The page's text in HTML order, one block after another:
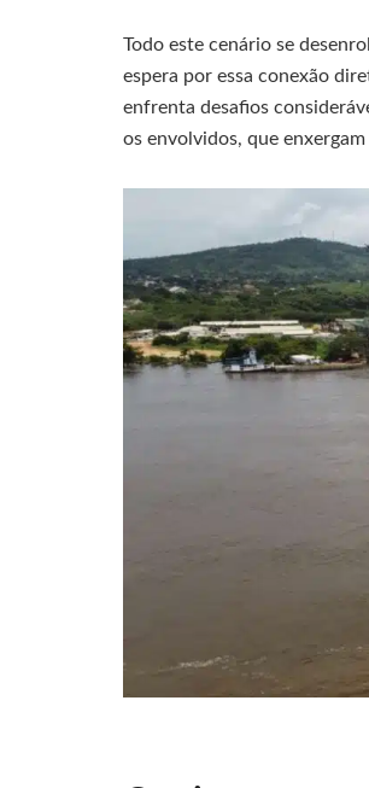
Todo este cenário se
espera por essa conexão
enfrenta desafios
os envolvidos, que